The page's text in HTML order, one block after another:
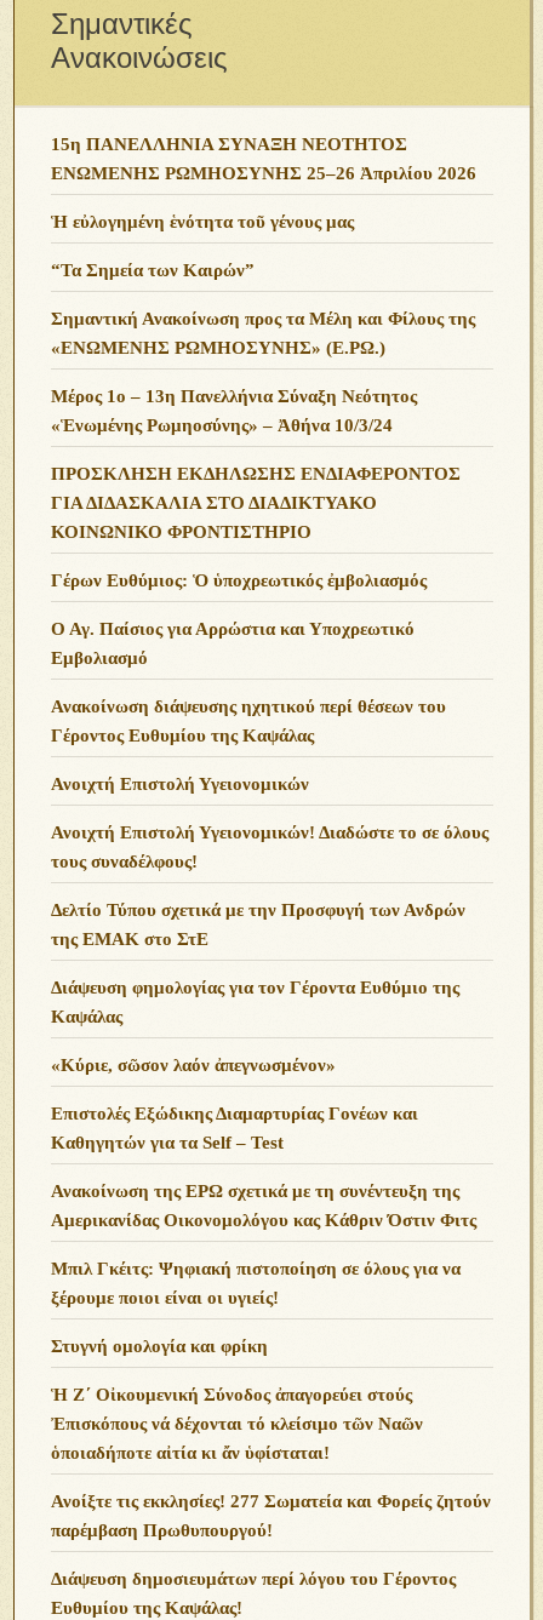
Σημαντικές
Ανακοινώσεις
15η ΠΑΝΕΛΛΗΝΙΑ ΣΥΝΑΞΗ ΝΕΟΤΗΤΟΣ
ΕΝΩΜΕΝΗΣ ΡΩΜΗΟΣΥΝΗΣ 25–26 Ἀπριλίου 2026
Ἡ εὐλογημένη ἑνότητα τοῦ γένους μας
“Τα Σημεία των Καιρών”
Σημαντική Ανακοίνωση προς τα Μέλη και Φίλους της
«ΕΝΩΜΕΝΗΣ ΡΩΜΗΟΣΥΝΗΣ» (Ε.ΡΩ.)
Μέρος 1ο – 13η Πανελλήνια Σύναξη Νεότητος
«Ἑνωμένης Ρωμηοσύνης» – Ἀθήνα 10/3/24
ΠΡΟΣΚΛΗΣΗ ΕΚΔΗΛΩΣΗΣ ΕΝΔΙΑΦΕΡΟΝΤΟΣ
ΓΙΑ ΔΙΔΑΣΚΑΛΙΑ ΣΤΟ ΔΙΑΔΙΚΤΥΑΚΟ
ΚΟΙΝΩΝΙΚΟ ΦΡΟΝΤΙΣΤΗΡΙΟ
Γέρων Ευθύμιος: Ὁ ὑποχρεωτικός ἐμβολιασμός
Ο Αγ. Παίσιος για Αρρώστια και Υποχρεωτικό
Εμβολιασμό
Ανακοίνωση διάψευσης ηχητικού περί θέσεων του
Γέροντος Ευθυμίου της Καψάλας
Ανοιχτή Επιστολή Υγειονομικών
Ανοιχτή Επιστολή Υγειονομικών! Διαδώστε το σε όλους
τους συναδέλφους!
Δελτίο Τύπου σχετικά με την Προσφυγή των Ανδρών
της ΕΜΑΚ στο ΣτΕ
Διάψευση φημολογίας για τον Γέροντα Ευθύμιο της
Καψάλας
«Κύριε, σῶσον λαόν ἀπεγνωσμένον»
Επιστολές Εξώδικης Διαμαρτυρίας Γονέων και
Καθηγητών για τα Self – Test
Ανακοίνωση της ΕΡΩ σχετικά με τη συνέντευξη της
Αμερικανίδας Οικονομολόγου κας Κάθριν Όστιν Φιτς
Μπιλ Γκέιτς: Ψηφιακή πιστοποίηση σε όλους για να
ξέρουμε ποιοι είναι οι υγιείς!
Στυγνή ομολογία και φρίκη
Ἡ Ζ΄ Οἰκουμενική Σύνοδος ἀπαγορεύει στούς
Ἐπισκόπους νά δέχονται τό κλείσιμο τῶν Ναῶν
ὁποιαδήποτε αἰτία κι ἄν ὑφίσταται!
Ανoίξτε τις εκκλησίες! 277 Σωματεία και Φορείς ζητούν
παρέμβαση Πρωθυπουργού!
Διάψευση δημοσιευμάτων περί λόγου του Γέροντος
Ευθυμίου της Καψάλας!